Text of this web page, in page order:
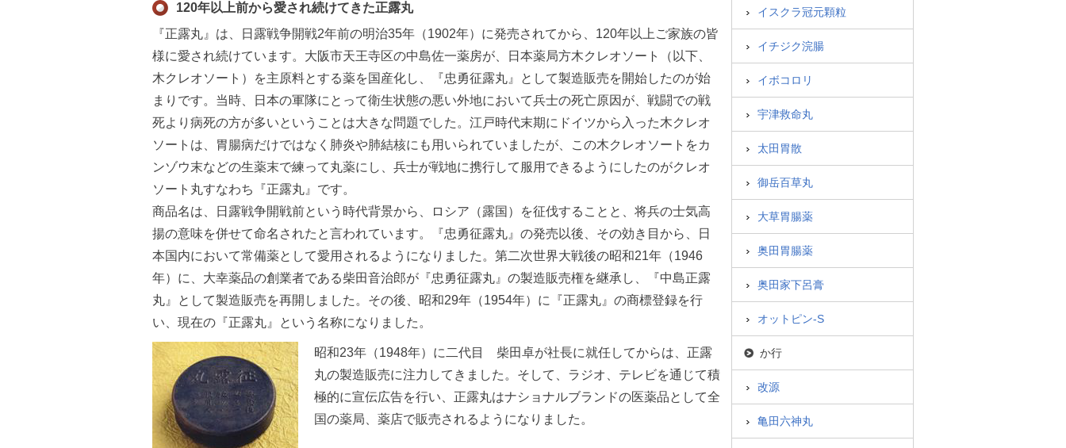
120年以上前から愛され続けてきた正露丸
『正露丸』は、日露戦争開戦2年前の明治35年（1902年）に発売されてから、120年以上ご家族の皆
様に愛され続けています。大阪市天王寺区の中島佐一薬房が、日本薬局方木クレオソート（以下、
木クレオソート）を主原料とする薬を国産化し、『忠勇征露丸』として製造販売を開始したのが始
まりです。当時、日本の軍隊にとって衛生状態の悪い外地において兵士の死亡原因が、戦闘での戦
死より病死の方が多いということは大きな問題でした。江戸時代末期にドイツから入った木クレオ
ソートは、胃腸病だけではなく肺炎や肺結核にも用いられていましたが、この木クレオソートをカ
ンゾウ末などの生薬末で練って丸薬にし、兵士が戦地に携行して服用できるようにしたのがクレオ
ソート丸すなわち『正露丸』です。
商品名は、日露戦争開戦前という時代背景から、ロシア（露国）を征伐することと、将兵の士気高
揚の意味を併せて命名されたと言われています。『忠勇征露丸』の発売以後、その効き目から、日
本国内において常備薬として愛用されるようになりました。第二次世界大戦後の昭和21年（1946
年）に、大幸薬品の創業者である柴田音治郎が『忠勇征露丸』の製造販売権を継承し、『中島正露
丸』として製造販売を再開しました。その後、昭和29年（1954年）に『正露丸』の商標登録を行
い、現在の『正露丸』という名称になりました。
昭和23年（1948年）に二代目 柴田卓が社長に就任してからは、正露
丸の製造販売に注力してきました。そして、ラジオ、テレビを通じて積
極的に宣伝広告を行い、正露丸はナショナルブランドの医薬品として全
国の薬局、薬店で販売されるようになりました。
イスクラ冠元顆粒
イチジク浣腸
イボコロリ
宇津救命丸
太田胃散
御岳百草丸
大草胃腸薬
奥田胃腸薬
奥田家下呂膏
オットピン-S
か行
改源
亀田六神丸